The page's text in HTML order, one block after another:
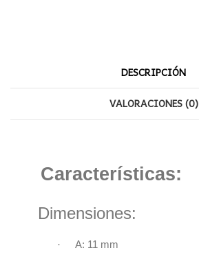
DESCRIPCIÓN
VALORACIONES (0)
Características:
Dimensiones:
· A: 11 mm